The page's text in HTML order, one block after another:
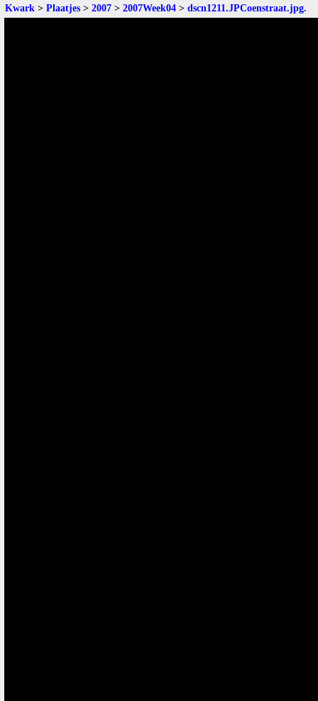
Kwark > Plaatjes > 2007 > 2007Week04 > dscn1211.JPCoenstraat.jpg.